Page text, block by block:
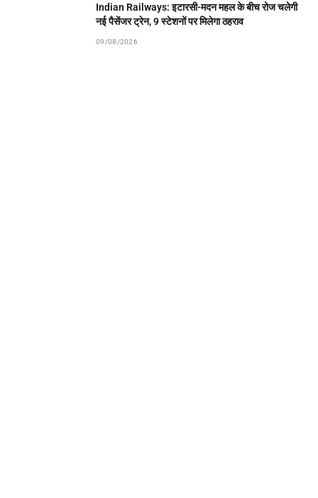
Indian Railways: इटारसी-मदन महल के बीच रोज चलेगी
नई पैसेंजर ट्रेन, 9 स्टेशनों पर मिलेगा ठहराव
09/08/2026